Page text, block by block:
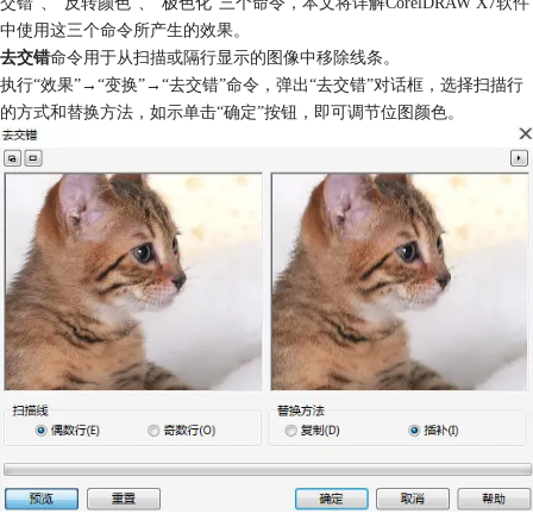
中使用这三个命令所产生的效果。
去交错命令用于从扫描或隔行显示的图像中移除线条。
执行“效果”→“变换”→“去交错”命令，弹出“去交错”对话框，选择扫描行
的方式和替换方法，如示单击“确定”按钮，即可调节位图颜色。